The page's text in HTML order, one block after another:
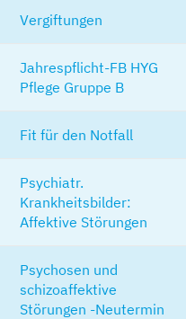
Vergiftungen
Jahrespflicht-FB HYG
Pflege Gruppe B
Fit für den Notfall
Psychiatr.
Krankheitsbilder:
Affektive Störungen
Psychosen und
schizoaffektive
Störungen -Neutermin